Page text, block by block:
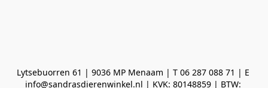
Lytsebuorren 61 | 9036 MP Menaam | T 06 287 088 71 | E
info@sandrasdierenwinkel.nl | KVK: 80148859 | BTW: